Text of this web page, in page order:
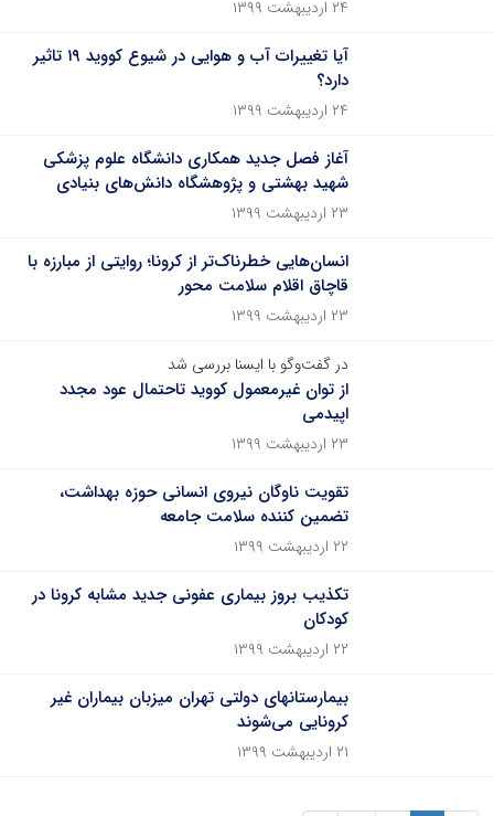
۲۴ اردیبهشت ۱۳۹۹
آیا تغییرات آب و هوایی در شیوع کووید ۱۹ تاثیر
دارد؟
۲۴ اردیبهشت ۱۳۹۹
آغاز فصل جدید همکاری دانشگاه علوم پزشکی
شهید بهشتی و پژوهشگاه دانش‌های بنیادی
۲۳ اردیبهشت ۱۳۹۹
انسان‌هایی خطرناک‌تر از کرونا؛ روایتی از مبارزه با
قاچاق اقلام سلامت محور
۲۳ اردیبهشت ۱۳۹۹
در گفت‌وگو با ایسنا بررسی شد
از توان غیرمعمول کووید تاحتمال عود مجدد
اپیدمی
۲۳ اردیبهشت ۱۳۹۹
تقویت ناوگان نیروی انسانی حوزه بهداشت،
تضمین کننده سلامت جامعه
۲۲ اردیبهشت ۱۳۹۹
تکذیب بروز بیماری عفونی جدید مشابه کرونا در
کودکان
۲۲ اردیبهشت ۱۳۹۹
بیمارستانهای دولتی تهران میزبان بیماران غیر
کرونایی می‌شوند
۲۱ اردیبهشت ۱۳۹۹